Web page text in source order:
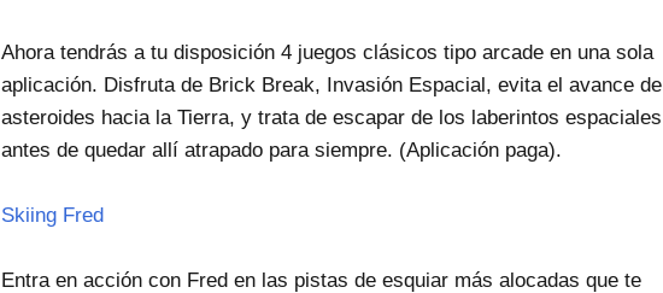
Ahora tendrás a tu disposición 4 juegos clásicos tipo arcade en una sola
aplicación. Disfruta de Brick Break, Invasión Espacial, evita el avance de
asteroides hacia la Tierra, y trata de escapar de los laberintos espaciales
antes de quedar allí atrapado para siempre. (Aplicación paga).
Skiing Fred
Entra en acción con Fred en las pistas de esquiar más alocadas que te